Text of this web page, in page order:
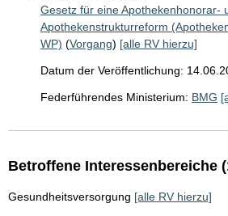
Gesetz für eine Apothekenhonorar-
Apothekenstrukturreform
WP) (Vorgang) [alle RV hierzu]
Datum der Veröffentlichung:
Federführendes Ministerium: BMG
Betroffene Interessenbereiche
Gesundheitsversorgung [alle RV hierzu]